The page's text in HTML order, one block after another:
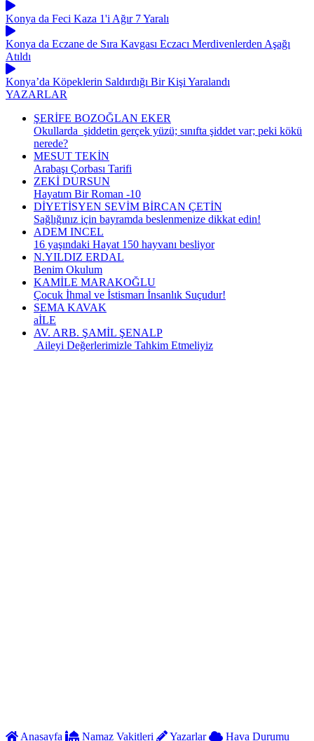
Konya da Feci Kaza 1'i Ağır 7 Yaralı
Konya da Eczane de Sıra Kavgası Eczacı Merdivenlerden Aşağı
Atıldı
Konya’da Köpeklerin Saldırdığı Bir Kişi Yaralandı
YAZARLAR
ŞERİFE BOZOĞLAN EKER
Okullarda şiddetin gerçek yüzü; sınıfta şiddet var; peki kökü
nerede?
MESUT TEKİN
Arabaşı Çorbası Tarifi
ZEKİ DURSUN
Hayatım Bir Roman -10
DİYETİSYEN SEVİM BİRCAN ÇETİN
Sağlığınız için bayramda beslenmenize dikkat edin!
ADEM INCEL
16 yaşındaki Hayat 150 hayvanı besliyor
N.YILDIZ ERDAL
Benim Okulum
KAMİLE MARAKOĞLU
Çocuk İhmal ve İstismarı İnsanlık Suçudur!
SEMA KAVAK
aİLE
AV. ARB. ŞAMİL ŞENALP
Aileyi Değerlerimizle Tahkim Etmeliyiz
Anasayfa Namaz Vakitleri Yazarlar Hava Durumu